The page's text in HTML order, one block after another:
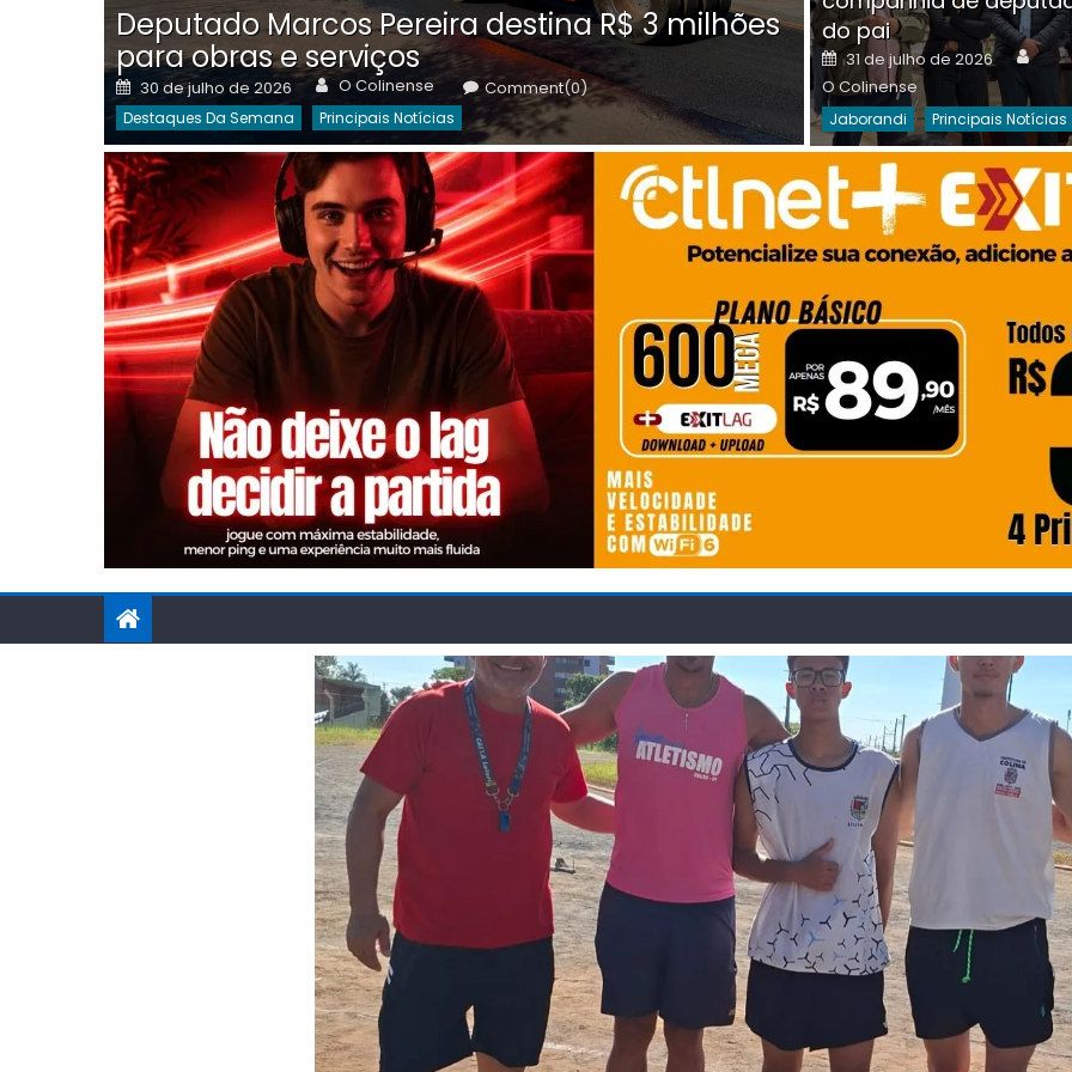
Deputado Marcos Pereira destina R$ 3 milhões
para obras e serviços
Posted
on
30 de julho de 2026 Author
O Colinense Comment(0)
Destaques Da Semana Principais Notícias
on
30 de julho de 2026 O
Destaques Da Semana
do pai
Posted
on
31 de julho de 2026
O Colinense
Jaborandi Principais Notícias